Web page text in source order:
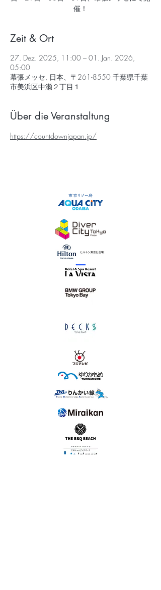
Zeit & Ort
27. Dez. 2025, 11:00 – 01. Jan. 2026,
05:00
幕張メッセ, 日本、〒261-8550 千葉県千葉
市美浜区中瀬２丁目１
Über die Veranstaltung
https://countdownjapan.jp/